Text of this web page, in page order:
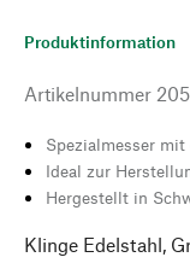
Produktinformation
Artikelnummer
Spezialmesser
Ideal zur
Hergestellt in
Klinge Edelstahl,